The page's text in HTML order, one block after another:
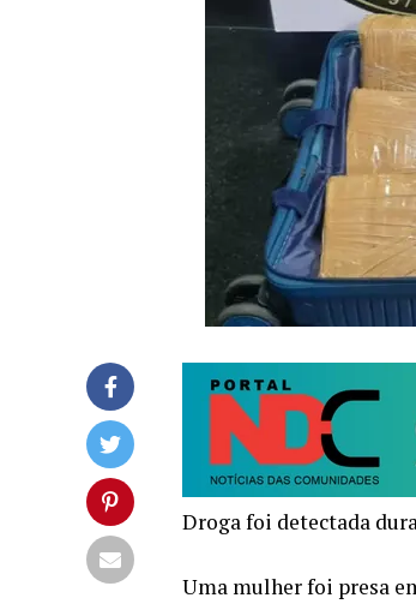
Droga foi detectada
Uma mulher foi presa